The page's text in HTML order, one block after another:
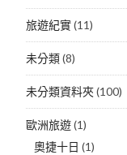
旅遊紀實(11)
未分類(8)
未分類資料夾(100)
歐洲旅遊(1)
奧捷十日 (1)